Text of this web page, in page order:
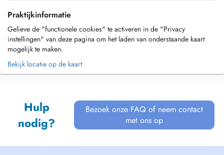
Praktijkinformatie
Gelieve de "functionele cookies" te activeren in de "Privacy
instellingen" van deze pagina om het laden van onderstaande kaart
mogelijk te maken.
Bekijk locatie op de kaart
Hulp
nodig?
Bezoek onze FAQ of neem contact
met ons op